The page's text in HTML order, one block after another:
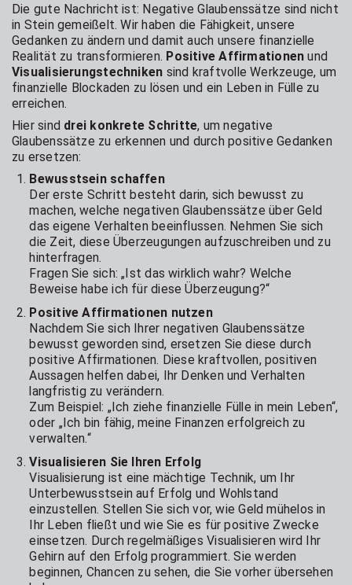
Die gute Nachricht ist: Negative Glaubenssätze sind nicht
in Stein gemeißelt. Wir haben die Fähigkeit, unsere
Gedanken zu ändern und damit auch unsere finanzielle
Realität zu transformieren. Positive Affirmationen und
Visualisierungstechniken sind kraftvolle Werkzeuge, um
finanzielle Blockaden zu lösen und ein Leben in Fülle zu
erreichen.
Hier sind drei konkrete Schritte, um negative
Glaubenssätze zu erkennen und durch positive Gedanken
zu ersetzen:
Bewusstsein schaffen
Der erste Schritt besteht darin, sich bewusst zu
machen, welche negativen Glaubenssätze über Geld
das eigene Verhalten beeinflussen. Nehmen Sie sich
die Zeit, diese Überzeugungen aufzuschreiben und zu
hinterfragen.
Fragen Sie sich: „Ist das wirklich wahr? Welche
Beweise habe ich für diese Überzeugung?“
Positive Affirmationen nutzen
Nachdem Sie sich Ihrer negativen Glaubenssätze
bewusst geworden sind, ersetzen Sie diese durch
positive Affirmationen. Diese kraftvollen, positiven
Aussagen helfen dabei, Ihr Denken und Verhalten
langfristig zu verändern.
Zum Beispiel: „Ich ziehe finanzielle Fülle in mein Leben“,
oder „Ich bin fähig, meine Finanzen erfolgreich zu
verwalten.“
Visualisieren Sie Ihren Erfolg
Visualisierung ist eine mächtige Technik, um Ihr
Unterbewusstsein auf Erfolg und Wohlstand
einzustellen. Stellen Sie sich vor, wie Geld mühelos in
Ihr Leben fließt und wie Sie es für positive Zwecke
einsetzen. Durch regelmäßiges Visualisieren wird Ihr
Gehirn auf den Erfolg programmiert. Sie werden
beginnen, Chancen zu sehen, die Sie vorher übersehen